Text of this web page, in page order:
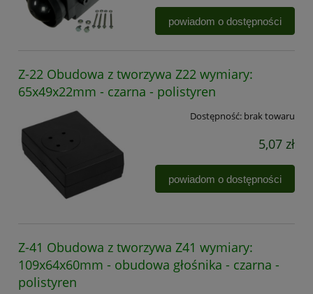
powiadom o dostępności
Z-22 Obudowa z tworzywa Z22 wymiary:
65x49x22mm - czarna - polistyren
Dostępność: brak towaru
5,07 zł
powiadom o dostępności
Z-41 Obudowa z tworzywa Z41 wymiary:
109x64x60mm - obudowa głośnika - czarna -
polistyren